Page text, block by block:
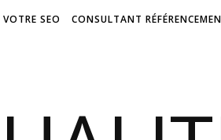
SEO CONSULTANT